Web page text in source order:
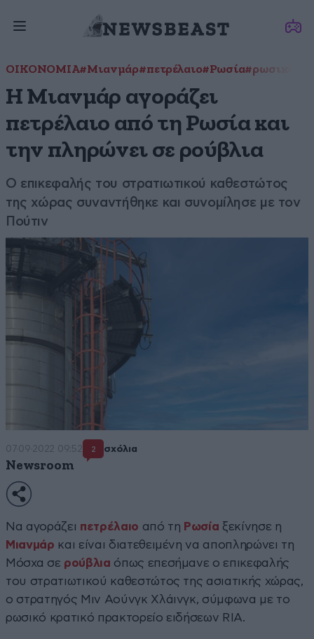
ΟΙΚΟΝΟΜΙΑ#Μιανμάρ#πετρέλαιο#Ρωσία#ρωσικό
Η Μιανμάρ αγοράζει
πετρέλαιο από τη Ρωσία και
την πληρώνει σε ρούβλια
O επικεφαλής του στρατιωτικού καθεστώτος
της χώρας συναντήθηκε και συνομίλησε με τον
Πούτιν
07·09·2022 09:52 2 σχόλια
Newsroom
Να αγοράζει πετρέλαιο από τη Ρωσία ξεκίνησε η
Μιανμάρ και είναι διατεθειμένη να αποπληρώνει τη
Μόσχα σε ρούβλια όπως επεσήμανε ο επικεφαλής
του στρατιωτικού καθεστώτος της ασιατικής χώρας,
ο στρατηγός Μιν Αούνγκ Χλάινγκ, σύμφωνα με το
ρωσικό κρατικό πρακτορείο ειδήσεων RIA.